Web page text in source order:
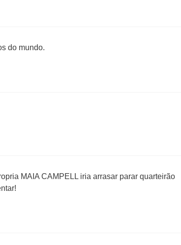
do mundo.
MAIA CAMPELL iria arrasar parar quarteirão